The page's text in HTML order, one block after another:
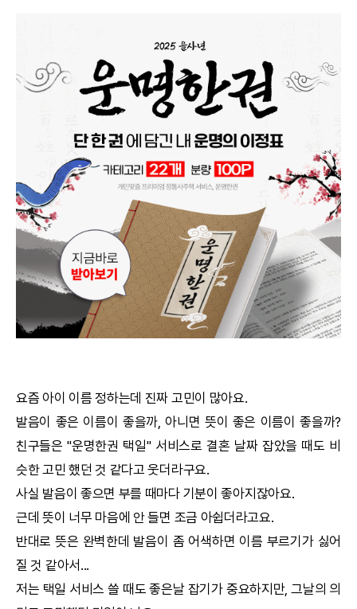
오늘의 운세
작명
꿈해몽
수리사주
문의사항
요즘 아이 이름 정하는데 진짜 고민이 많아요.
발음이 좋은 이름이 좋을까, 아니면 뜻이 좋은 이름이 좋을까?
친구들은 "운명한권 택일" 서비스로 결혼 날짜 잡았을 때도 비
슷한 고민 했던 것 같다고 웃더라구요.
사실 발음이 좋으면 부를 때마다 기분이 좋아지잖아요.
근데 뜻이 너무 마음에 안 들면 조금 아쉽더라고요.
반대로 뜻은 완벽한데 발음이 좀 어색하면 이름 부르기가 싫어
질 것 같아서...
저는 택일 서비스 쓸 때도 좋은날 잡기가 중요하지만, 그날의 의